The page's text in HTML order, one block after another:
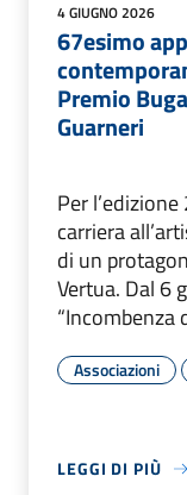
4 GIUGNO 2026
67esimo
Premio
Guarneri
Per
carriera
di un
Vertua. Dal 6
“Incombenza
Associazioni
LEGGI DI PIÙ